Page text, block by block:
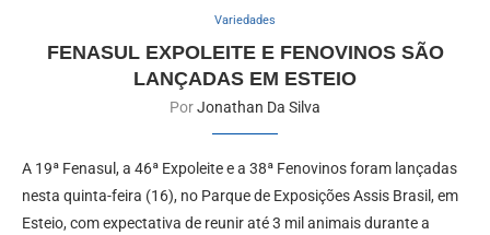
Variedades
FENASUL EXPOLEITE E FENOVINOS SÃO
LANÇADAS EM ESTEIO
PorJonathan Da Silva
A 19ª Fenasul, a 46ª Expoleite e a 38ª Fenovinos foram lançadas
nesta quinta-feira (16), no Parque de Exposições Assis Brasil, em
Esteio, com expectativa de reunir até 3 mil animais durante a